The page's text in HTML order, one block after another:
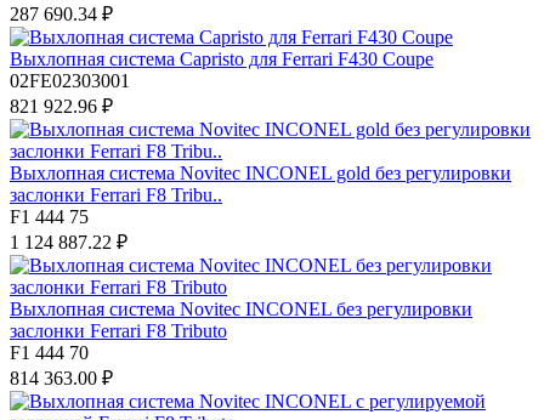
287 690.34 ₽
Выхлопная система Capristo для Ferrari F430 Coupe
02FE02303001
821 922.96 ₽
Выхлопная система Novitec INCONEL gold без регулировки
заслонки Ferrari F8 Tribu..
F1 444 75
1 124 887.22 ₽
Выхлопная система Novitec INCONEL без регулировки
заслонки Ferrari F8 Tributo
F1 444 70
814 363.00 ₽